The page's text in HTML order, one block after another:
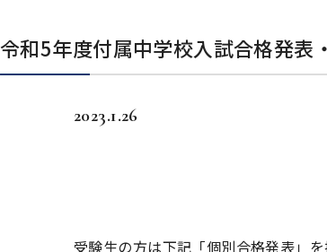
令和5年度付属中学校入試合格発表
2023.1.26
受験生の方は下記「個別合格発表」